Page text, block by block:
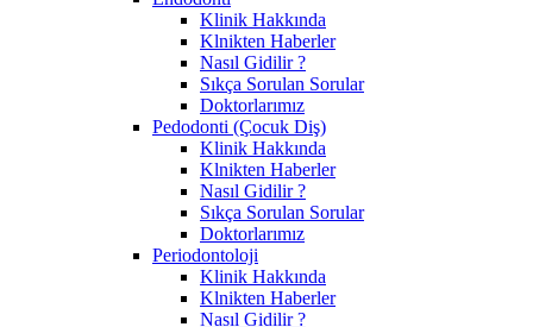
Klinik Hakkında
Klnikten Haberler
Nasıl Gidilir ?
Sıkça Sorulan Sorular
Doktorlarımız
Pedodonti (Çocuk Diş)
Klinik Hakkında
Klnikten Haberler
Nasıl Gidilir ?
Sıkça Sorulan Sorular
Doktorlarımız
Periodontoloji
Klinik Hakkında
Klnikten Haberler
Nasıl Gidilir ?